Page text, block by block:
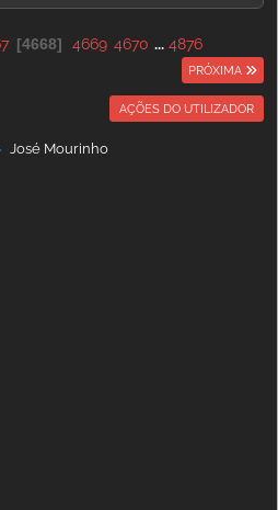
4668 4669 4670 ... 4876
PRÓXIMA
AÇÕES DO UTILIZADOR
José Mourinho